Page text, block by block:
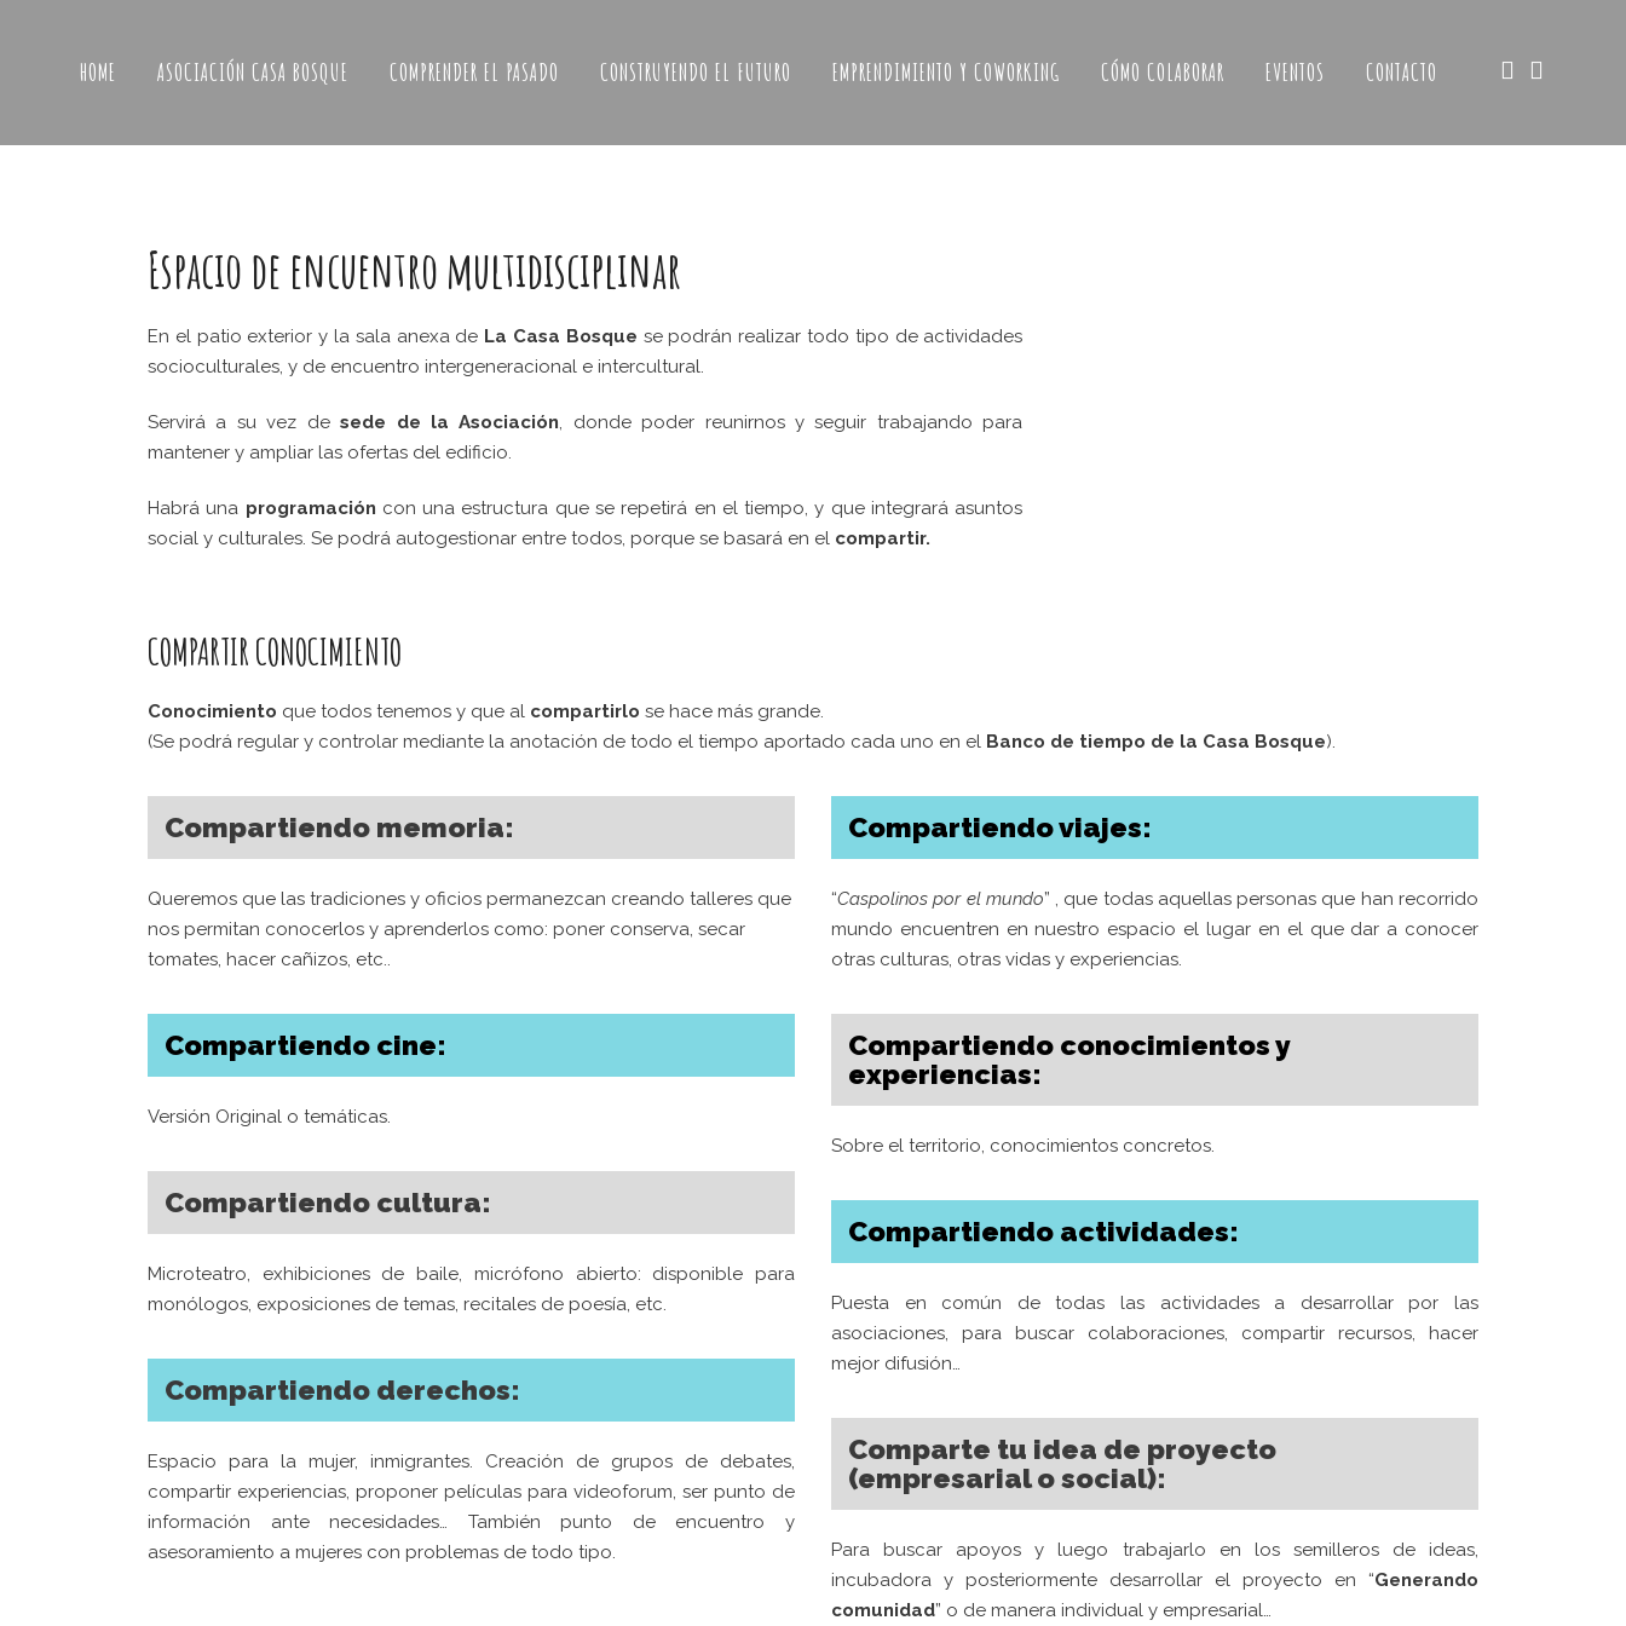
HOME ASOCIACIÓN CASA BOSQUE COMPRENDER EL PASADO CONSTRUYENDO EL FUTURO EMPRENDIMIENTO Y COWORKING CÓMO COLABORAR EVENTOS CONTACTO
Espacio de encuentro multidisciplinar
En el patio exterior y la sala anexa de La Casa Bosque se podrán realizar todo tipo de actividades
socioculturales, y de encuentro intergeneracional e intercultural.
Servirá a su vez desede de la Asociación, donde poder reunirnos y seguir trabajando para
mantener y ampliar las ofertas del edificio.
Habrá una programación con una estructura que se repetirá en el tiempo, y que integrará asuntos
social y culturales. Se podrá autogestionar entre todos, porque se basará en el compartir.
COMPARTIR CONOCIMIENTO
Conocimiento que todos tenemos y que al compartirlo se hace más grande.
(Se podrá regular y controlar mediante la anotación de todo el tiempo aportado cada uno en el Banco de tiempo de la Casa Bosque).
Compartiendo memoria:
Queremos que las tradiciones y oficios permanezcan creando talleres que
nos permitan conocerlos y aprenderlos como: poner conserva, secar
tomates, hacer cañizos, etc..
Compartiendo cine:
Versión Original o temáticas.
Compartiendo cultura:
Microteatro, exhibiciones de baile, micrófono abierto: disponible para
monólogos, exposiciones de temas, recitales de poesía, etc.
Compartiendo derechos:
Espacio para la mujer, inmigrantes. Creación de grupos de debates,
compartir experiencias, proponer películas para videoforum, ser punto de
información ante necesidades… También punto de encuentro y
asesoramiento a mujeres con problemas de todo tipo.
Compartiendo viajes:
“Caspolinos por el mundo” , que todas aquellas personas que han recorrido
mundo encuentren en nuestro espacio el lugar en el que dar a conocer
otras culturas, otras vidas y experiencias.
Compartiendo conocimientos y
experiencias:
Sobre el territorio, conocimientos concretos.
Compartiendo actividades:
Puesta en común de todas las actividades a desarrollar por las
asociaciones, para buscar colaboraciones, compartir recursos, hacer
mejor difusión…
Comparte tu idea de proyecto
(empresarial o social):
Para buscar apoyos y luego trabajarlo en los semilleros de ideas,
incubadora y posteriormente desarrollar el proyecto en “Generando
comunidad” o de manera individual y empresarial…
Asociación Casa Bosque
tucasa@lacasabosque.org
EN CASA BOSQUE?
Elige la fórmula que más te interese:
proponiendo actividades o apoya
económicamente
Toda colaboración es bien recibida
porque
la Casa Bosque es la casa de
ABRIMOS LA
TABERNA CASA
BOSQUE EN LA
CONMEMORACIÓN
TALLER DE
CERÁMICA CAJA
CON TEXTURAS
suscríbete a nuestro boletín de
actividades
novedades
SUSCRÍBETE
de Ciudadanía,Servicio de Cultura de la
Excelentísima Diputación Provincial de